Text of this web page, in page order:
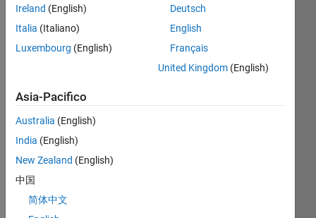
Hi
All,
I
ea
vec
Ireland (English)
Italia (Italiano)
Luxembourg (English)
Deutsch
English
Français
United Kingdom(English)
Asia-Pacifico
Australia (English)
India (English)
New Zealand (English)
中国
简体中文